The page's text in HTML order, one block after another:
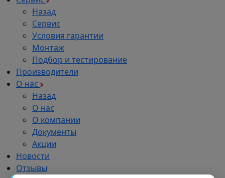
Назад
Сервис
Условия гарантии
Монтаж
Подбор и тестирование
Производители
О нас
Назад
О нас
О компании
Документы
Акции
Новости
Отзывы